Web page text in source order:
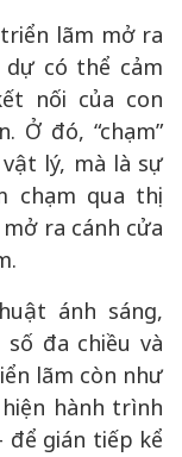
triển lãm mở ra
có thể cảm
nối của con
Ở đó, “chạm”
lý, mà là sự
chạm qua thị
ra cánh cửa
ánh sáng,
đa chiều và
lãm còn như
hành trình
gián tiếp kể